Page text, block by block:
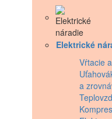
Elektrické
Vŕtacie
a